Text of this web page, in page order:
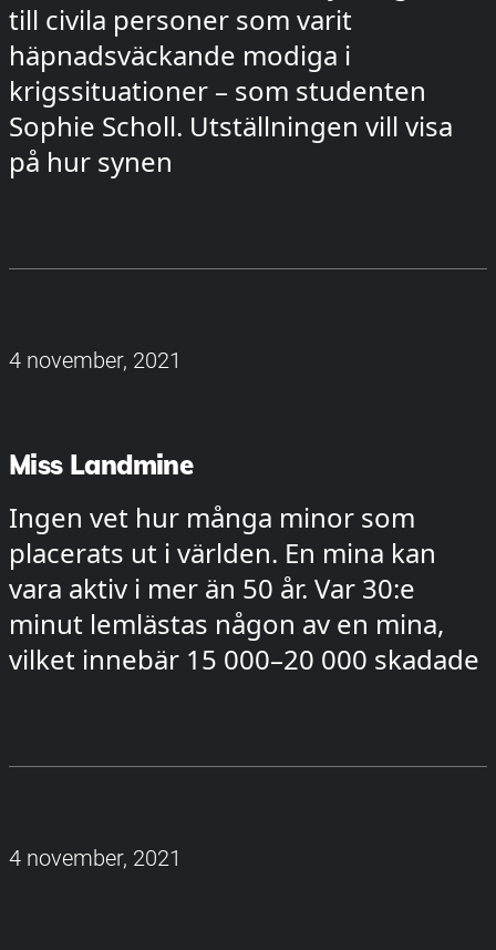
till civila personer som varit
häpnadsväckande modiga i
krigssituationer – som studenten
Sophie Scholl. Utställningen vill visa
på hur synen
4 november, 2021
Miss Landmine
Ingen vet hur många minor som
placerats ut i världen. En mina kan
vara aktiv i mer än 50 år. Var 30:e
minut lemlästas någon av en mina,
vilket innebär 15 000–20 000 skadade
4 november, 2021